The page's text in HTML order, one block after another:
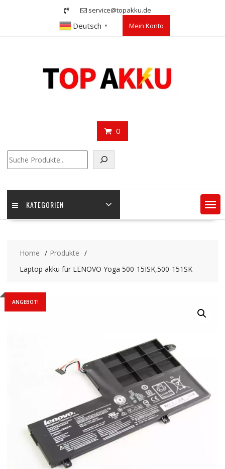
service@topakku.de
Deutsch ▼ Mein Konto
0
KATEGORIEN
Home
Produkte
Laptop akku für LENOVO Yoga 500-15ISK,500-151SK
ANGEBOT!